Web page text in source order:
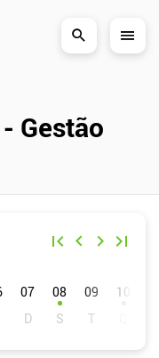
Gestão
07 08 09 10